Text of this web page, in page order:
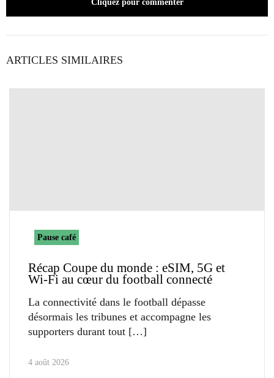
Cliquez pour commenter
ARTICLES SIMILAIRES
Pause café
Récap Coupe du monde : eSIM, 5G et
Wi-Fi au cœur du football connecté
La connectivité dans le football dépasse
désormais les tribunes et accompagne les
supporters durant tout
4 août 2026